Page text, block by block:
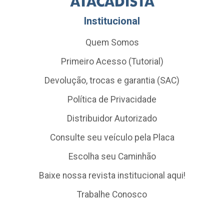
Institucional
Quem Somos
Primeiro Acesso (Tutorial)
Devolução, trocas e garantia (SAC)
Política de Privacidade
Distribuidor Autorizado
Consulte seu veículo pela Placa
Escolha seu Caminhão
Baixe nossa revista institucional aqui!
Trabalhe Conosco